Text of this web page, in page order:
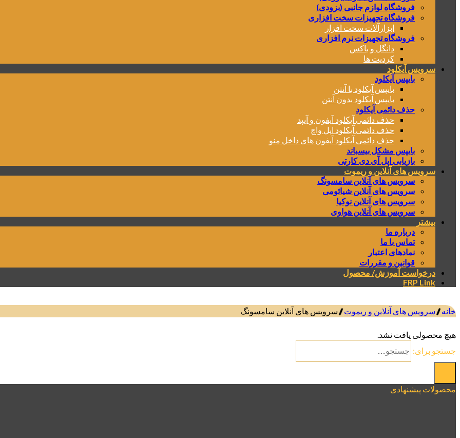
فروشگاه لوازم جانبی (بزودی)
فروشگاه تجهیزات سخت افزاری
ابزارآلات سخت افزار
فروشگاه تجهیزات نرم افزاری
دانگل و باکس
کردیت ها
سرویس آیکلود
بایپس آیکلود
بایپس آیکلود با آنتن
بایپس آیکلود بدون آنتن
حذف دائمی آیکلود
حذف دائمی آیکلود آیفون و آیپد
حذف دائمی آیکلود اپل واچ
حذف دائمی آیکلود آیفون های داخل منو
بایپس مشکل بیسباند
بازیابی اپل آی دی کارتی
سرویس های آنلاین و ریموت
سرویس های آنلاین سامسونگ
سرویس های آنلاین شیائومی
سرویس های آنلاین نوکیا
سرویس های آنلاین هواوی
بیشتر
درباره ما
تماس با ما
نمادهای اعتبار
قوانین و مقررات
درخواست آموزش/ محصول
FRP Link
خانه / سرویس های آنلاین و ریموت /سرویس های آنلاین سامسونگ
هیچ محصولی یافت نشد.
جستجو برای:
محصولات پیشنهادی